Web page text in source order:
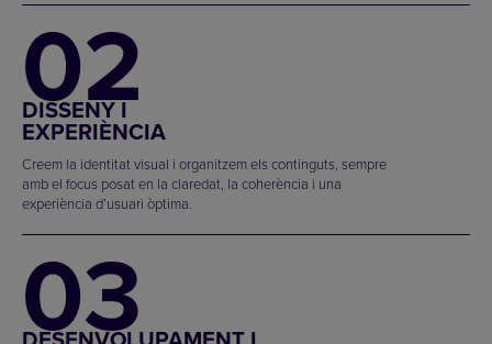
02
DISSENY I
EXPERIÈNCIA
Creem la identitat visual i organitzem els continguts, sempre
amb el focus posat en la claredat, la coherència i una
experiència d’usuari òptima.
03